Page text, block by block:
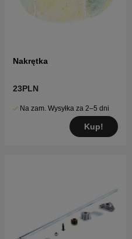
Nakrętka
23PLN
Na zam. Wysyłka za 2–5 dni
Kup!